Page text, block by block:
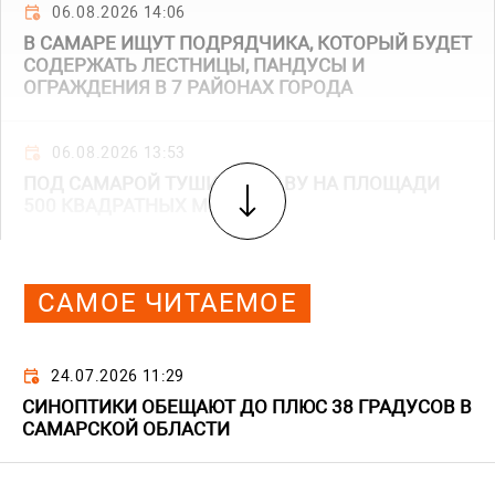
06.08.2026 14:06
В САМАРЕ ИЩУТ ПОДРЯДЧИКА, КОТОРЫЙ БУДЕТ
СОДЕРЖАТЬ ЛЕСТНИЦЫ, ПАНДУСЫ И
ОГРАЖДЕНИЯ В 7 РАЙОНАХ ГОРОДА
06.08.2026 13:53
ПОД САМАРОЙ ТУШИЛИ ТРАВУ НА ПЛОЩАДИ
500 КВАДРАТНЫХ МЕТРОВ
САМОЕ ЧИТАЕМОЕ
24.07.2026 11:29
СИНОПТИКИ ОБЕЩАЮТ ДО ПЛЮС 38 ГРАДУСОВ В
САМАРСКОЙ ОБЛАСТИ